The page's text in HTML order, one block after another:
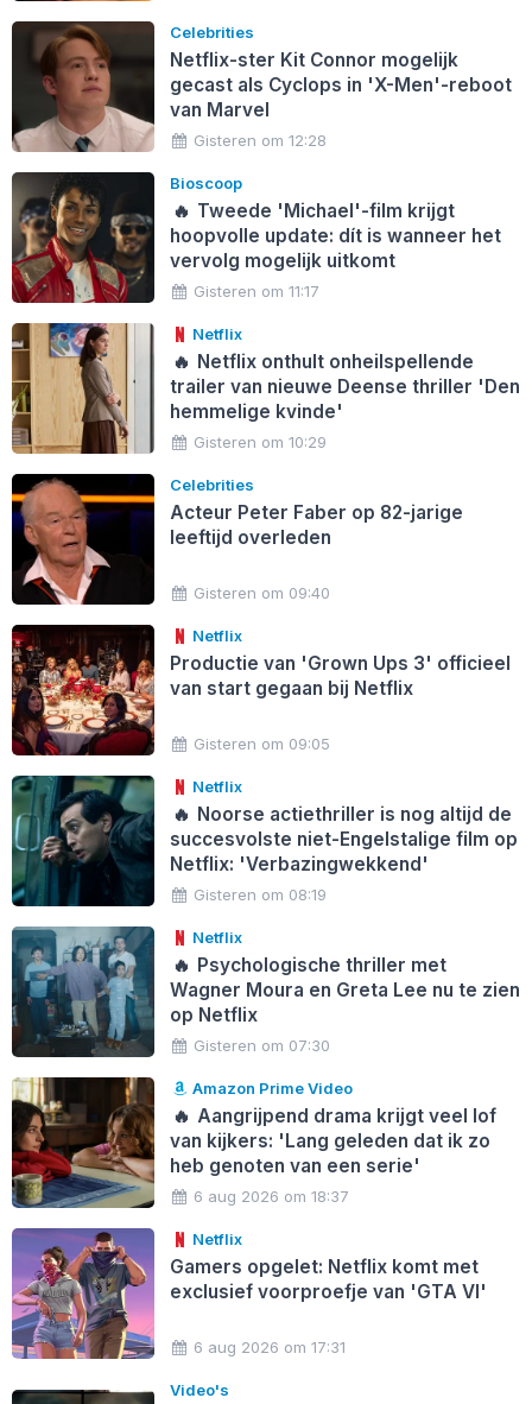
Celebrities
Netflix-ster Kit Connor mogelijk
gecast als Cyclops in 'X-Men'-reboot
van Marvel
Gisteren om 12:28
Bioscoop
🔥 Tweede 'Michael'-film krijgt
hoopvolle update: dít is wanneer het
vervolg mogelijk uitkomt
Gisteren om 11:17
Netflix
🔥 Netflix onthult onheilspellende
trailer van nieuwe Deense thriller 'Den
hemmelige kvinde'
Gisteren om 10:29
Celebrities
Acteur Peter Faber op 82-jarige
leeftijd overleden
Gisteren om 09:40
Netflix
Productie van 'Grown Ups 3' officieel
van start gegaan bij Netflix
Gisteren om 09:05
Netflix
🔥 Noorse actiethriller is nog altijd de
succesvolste niet-Engelstalige film op
Netflix: 'Verbazingwekkend'
Gisteren om 08:19
Netflix
🔥 Psychologische thriller met
Wagner Moura en Greta Lee nu te zien
op Netflix
Gisteren om 07:30
Amazon Prime Video
🔥 Aangrijpend drama krijgt veel lof
van kijkers: 'Lang geleden dat ik zo
heb genoten van een serie'
6 aug 2026 om 18:37
Netflix
Gamers opgelet: Netflix komt met
exclusief voorproefje van 'GTA VI'
6 aug 2026 om 17:31
Video's